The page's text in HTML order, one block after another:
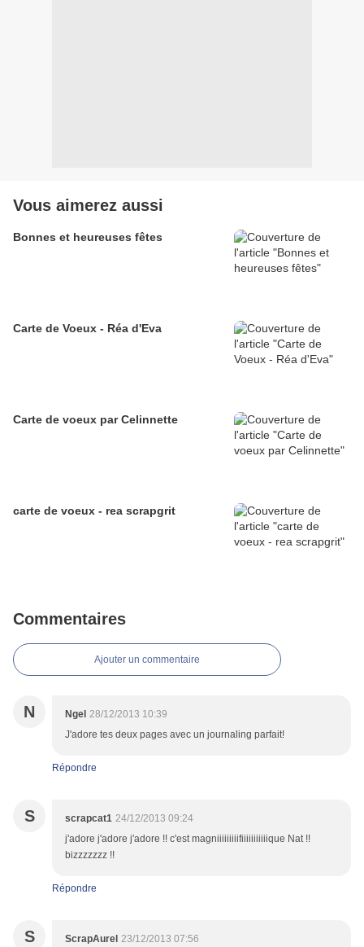
Vous aimerez aussi
Bonnes et heureuses fêtes
Carte de Voeux - Réa d'Eva
Carte de voeux par Celinnette
carte de voeux - rea scrapgrit
Commentaires
Ajouter un commentaire
N Ngel 28/12/2013 10:39
J'adore tes deux pages avec un journaling parfait!
Répondre
S scrapcat1 24/12/2013 09:24
j'adore j'adore j'adore !! c'est magniiiiiiiiifiiiiiiiiiiique Nat !!
bizzzzzzz !!
Répondre
S ScrapAurel 23/12/2013 07:56